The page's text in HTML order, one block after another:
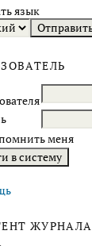
язык
меня
ЖУРНАЛА